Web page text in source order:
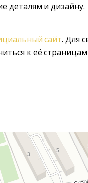
деталям и дизайну.
сайт. Для
к её